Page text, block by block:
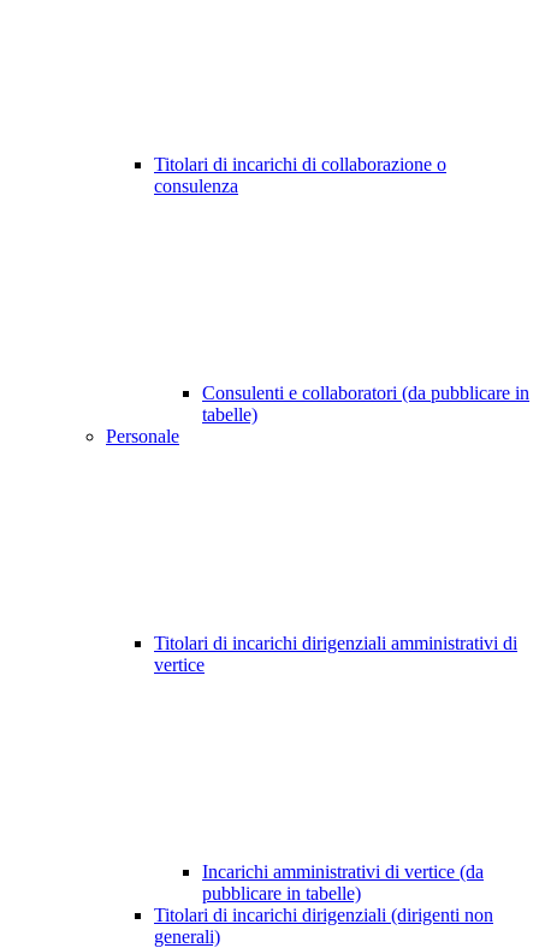
Titolari di incarichi di collaborazione o
consulenza
Consulenti e collaboratori (da pubblicare in
tabelle)
Personale
Titolari di incarichi dirigenziali amministrativi di
vertice
Incarichi amministrativi di vertice (da
pubblicare in tabelle)
Titolari di incarichi dirigenziali (dirigenti non
generali)